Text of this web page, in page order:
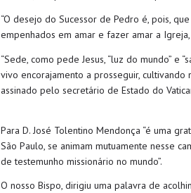
“O desejo do Sucessor de Pedro é, pois,
empenhados em amar e fazer amar a
“Sede, como pede Jesus, “luz do mundo” e
vivo encorajamento a prosseguir,
assinado pelo secretário de Estado do
Para D. José Tolentino Mendonça “é uma
São Paulo, se animam mutuamente nesse
de testemunho missionário no mundo”.
O nosso Bispo, dirigiu uma palavra de